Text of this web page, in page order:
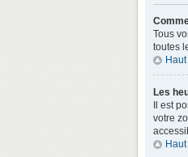
Tous
toutes
Haut
Les
Il est
votre
Haut